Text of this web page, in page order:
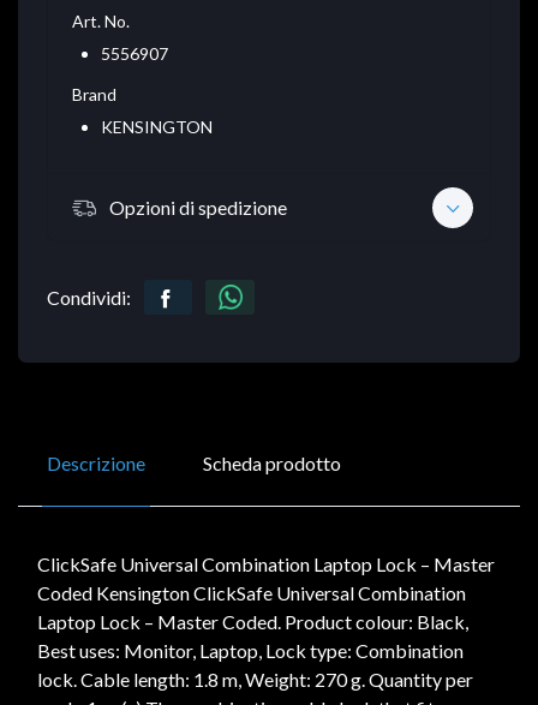
Art. No.
5556907
Brand
KENSINGTON
Opzioni di spedizione
Condividi:
Descrizione Scheda prodotto
ClickSafe Universal Combination Laptop Lock – Master
Coded Kensington ClickSafe Universal Combination
Laptop Lock – Master Coded. Product colour: Black,
Best uses: Monitor, Laptop, Lock type: Combination
lock. Cable length: 1.8 m, Weight: 270 g. Quantity per